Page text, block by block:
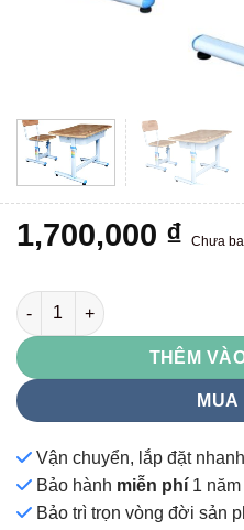
1,700,000 ₫ Chưa
BHS29B-4 / GHS29B-4 số lượng
THÊM
MUA
Vận chuyển, lắp đặt nhanh
Bảo hành miễn phí 1 năm
Bảo trì trọn vòng đời sản